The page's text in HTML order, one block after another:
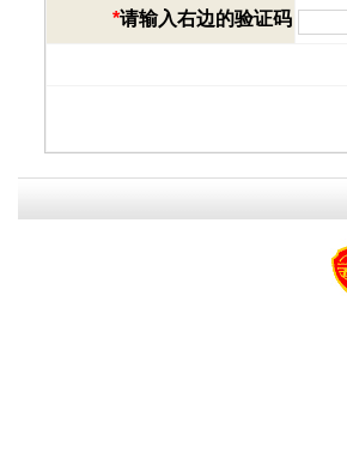
*请输入右边的验证码